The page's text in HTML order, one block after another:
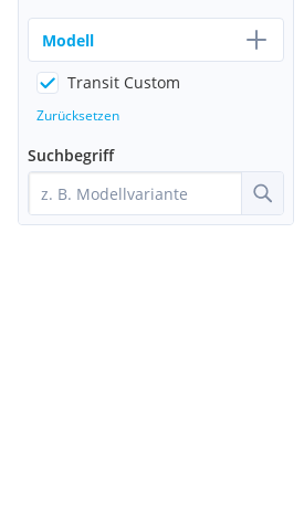
Modell
Transit Custom
Zurücksetzen
Suchbegriff